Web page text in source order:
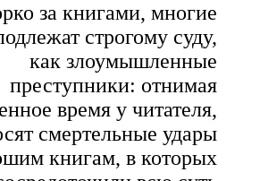
за книгами, многие
строгому суду,
как злоумышленные
преступники: отнимая
время у читателя,
смертельные удары
книгам, в которых